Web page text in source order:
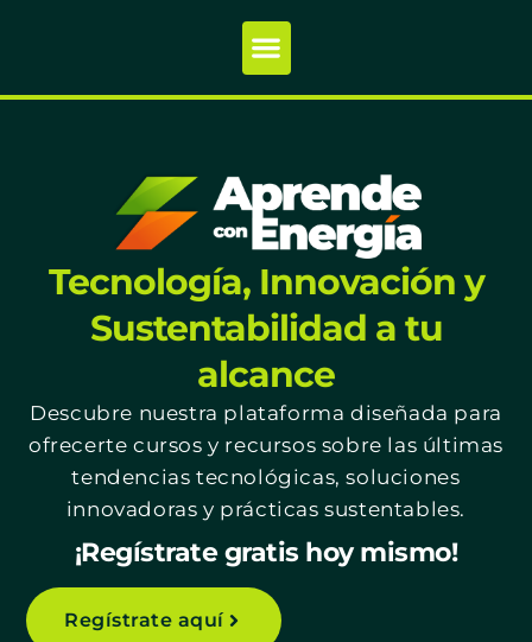
Tecnología, Innovación y
Sustentabilidad a tu
alcance
Descubre nuestra plataforma diseñada para
ofrecerte cursos y recursos sobre las últimas
tendencias tecnológicas, soluciones
innovadoras y prácticas sustentables.
¡Regístrate gratis hoy mismo!
Regístrate aquí